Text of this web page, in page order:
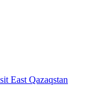
East Qazaqstan